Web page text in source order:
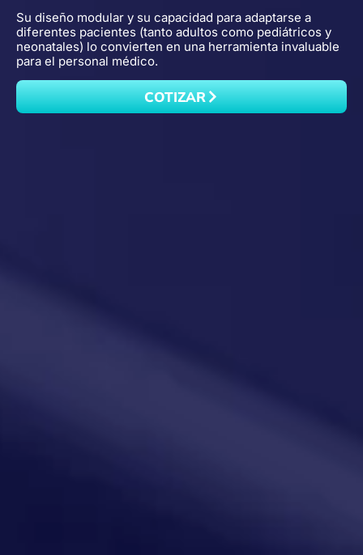
Su diseño modular y su capacidad para adaptarse a
diferentes pacientes (tanto adultos como pediátricos y
neonatales) lo convierten en una herramienta invaluable
para el personal médico.
COTIZAR